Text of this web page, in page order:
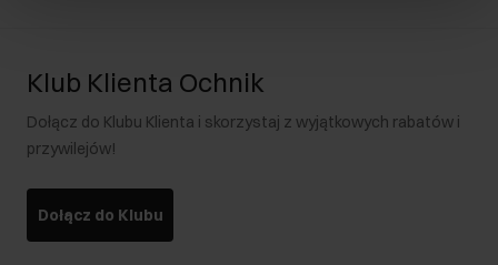
Klub Klienta Ochnik
Dołącz do Klubu Klienta i skorzystaj z wyjątkowych rabatów i
przywilejów!
Dołącz do Klubu